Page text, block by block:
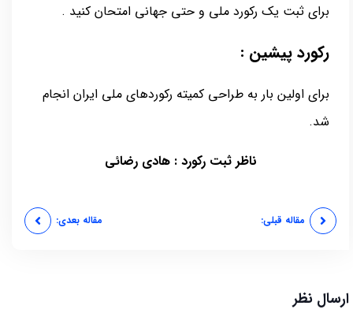
برای ثبت یک رکورد ملی و حتی جهانی امتحان کنید .
رکورد پیشین :
برای اولین بار به طراحی کمیته رکوردهای ملی ایران انجام
شد.
ناظر ثبت رکورد : هادی رضائی
مقاله قبلی: مقاله بعدی:
ارسال نظر